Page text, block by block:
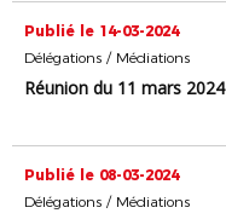
Publié le 14-03-2024
Délégations / Médiations
Réunion du 11 mars 2024
Publié le 08-03-2024
Délégations / Médiations